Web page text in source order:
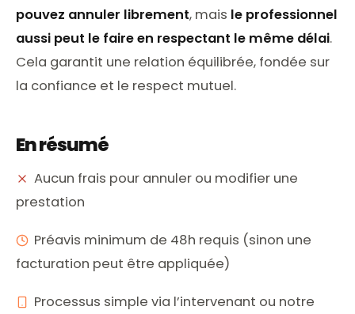
pouvez annuler librement, mais le professionnel
aussi peut le faire en respectant le même délai.
Cela garantit une relation équilibrée, fondée sur
la confiance et le respect mutuel.
En résumé
Aucun frais pour annuler ou modifier une
prestation
Préavis minimum de 48h requis (sinon une
facturation peut être appliquée)
Processus simple via l’intervenant ou notre